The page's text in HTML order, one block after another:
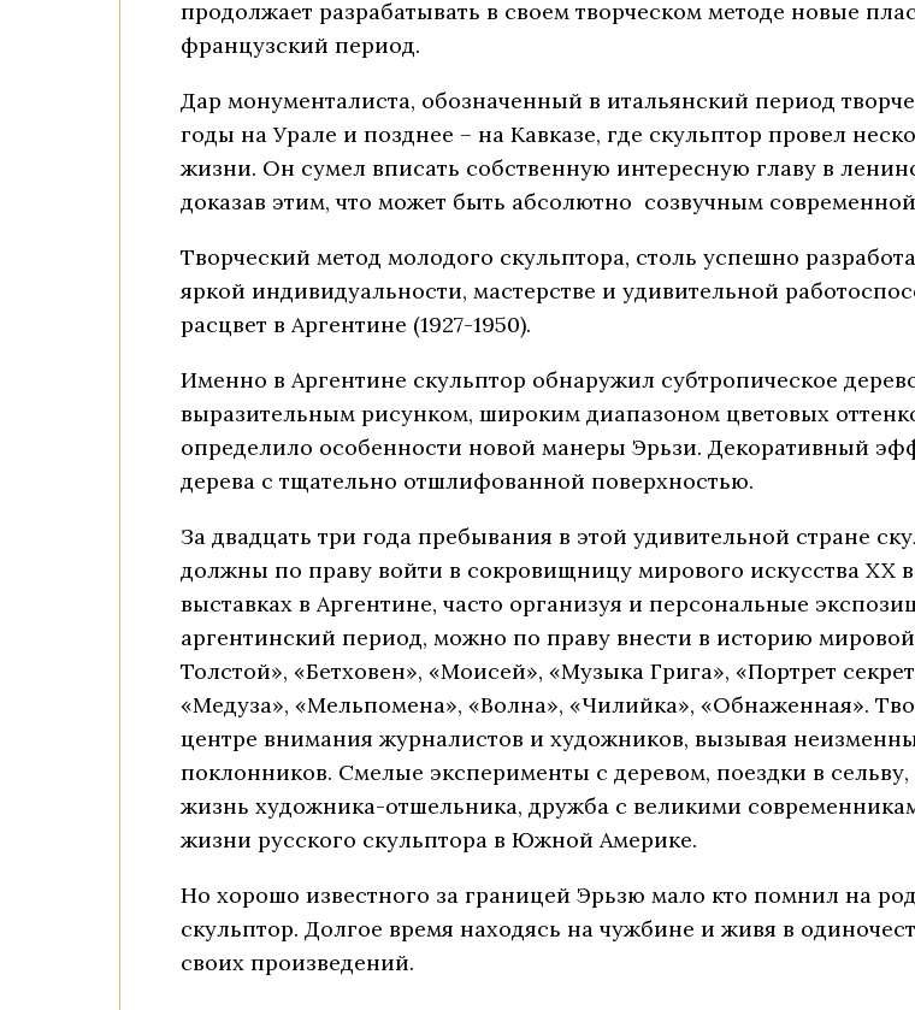
продолжает разрабатывать в своем творческом методе новые
французский период.
Дар монументалиста, обозначенный в итальянский период
годы на Урале и позднее – на Кавказе, где скульптор провел
жизни. Он сумел вписать собственную интересную главу в
доказав этим, что может быть абсолютно созвучным
Творческий метод молодого скульптора, столь успешно
яркой индивидуальности, мастерстве и уди­вительной
расцвет в Аргентине (1927-1950).
Именно в Аргентине скульптор обнаружил субтропическое
выразительным рисунком, широким диапазоном цветовых
определило особенности новой манеры Эрьзи. Декоративный
дерева с тщательно отшлифованной поверхностью.
За двадцать три года пребывания в этой удивительной стране
должны по праву войти в сокровищницу мирового искусства XX
выставках в Аргентине, часто организуя и персональные
аргентинский период, можно по праву внести в историю
Толстой», «Бетховен», «Моисей», «Музыка Грига», «Портрет
«Медуза», «Мельпомена», «Волна», «Чилийка», «Обнаженная».
центре внимания журналистов и художников, вызывая
поклонников. Смелые эксперименты с деревом, поездки в
жизнь художника-отшельника, дружба с великими
жизни русского скульптора в Южной Америке.
Но хорошо известного за границей Эрьзю мало кто помнил на
скульптор. Долгое время находясь на чужбине и живя в
своих произведений.